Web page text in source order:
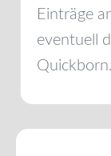
Einträge
eventuell
Quickborn.